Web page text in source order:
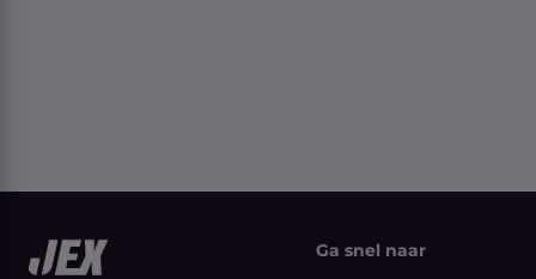
Ga snel naar